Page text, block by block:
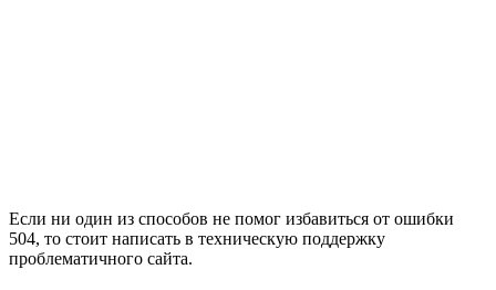
Если ни один из способов не помог избавиться от ошибки
504, то стоит написать в техническую поддержку
проблематичного сайта.